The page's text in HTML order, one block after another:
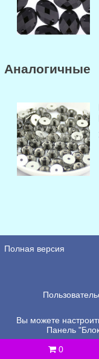
Аналогичные
Полная версия
Вы можете
Панель
0